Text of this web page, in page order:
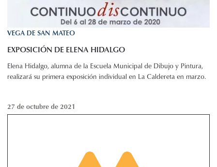
VEGA DE SAN MATEO
EXPOSICIÓN DE ELENA HIDALGO
Elena Hidalgo, alumna de la Escuela Municipal de Dibujo y Pintura,
realizará su primera exposición individual en La Caldereta en marzo.
27 de octubre de 2021